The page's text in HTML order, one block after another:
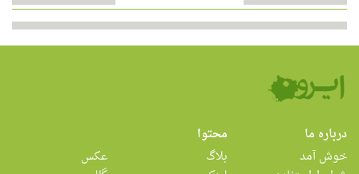
درباره ما
خوش آمد
محتوا
بلاگ
عکس